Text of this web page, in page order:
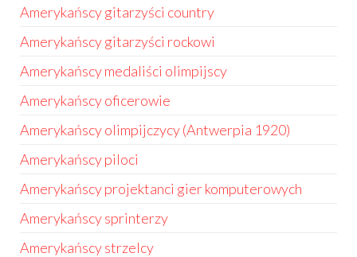
Amerykańscy gitarzyści country
Amerykańscy gitarzyści rockowi
Amerykańscy medaliści olimpijscy
Amerykańscy oficerowie
Amerykańscy olimpijczycy (Antwerpia 1920)
Amerykańscy piloci
Amerykańscy projektanci gier komputerowych
Amerykańscy sprinterzy
Amerykańscy strzelcy